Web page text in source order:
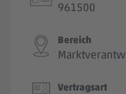
961500
Bereich
Vertragsart